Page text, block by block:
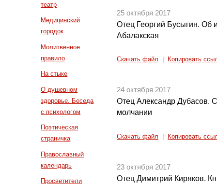
театр
Медицинский
городок
Молитвенное
правило
На стыке
О душевном
здоровье. Беседа
с психологом
Поэтическая
страничка
Православный
календарь
Просветители
25 октября 2017
Отец Георгий Бусыгин. Об
Абалакская
Скачать файл Копировать
24 октября 2017
Отец Александр Дубасов.
молчании
Скачать файл Копировать
23 октября 2017
Отец Димитрий Киряков.